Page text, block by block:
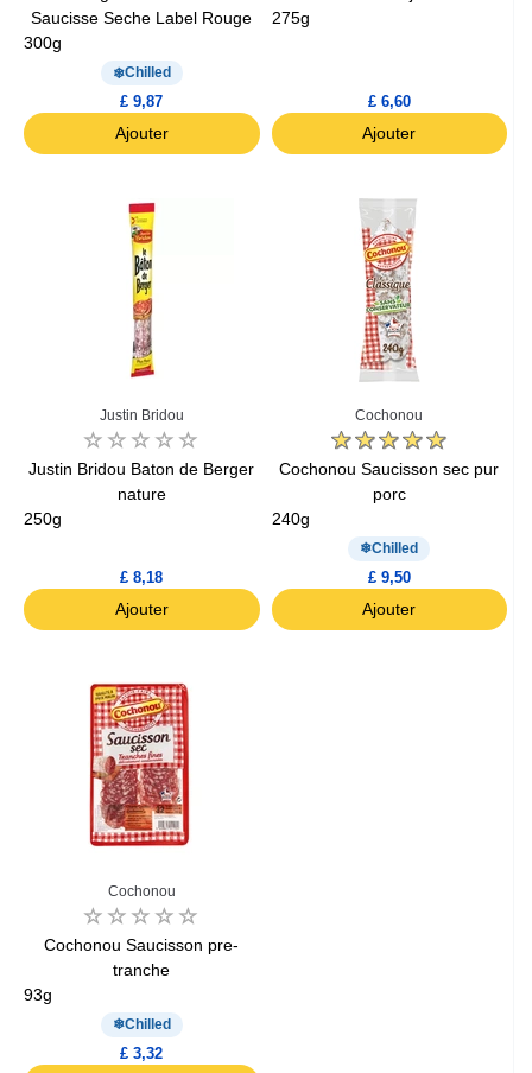
Saucisse Seche Label Rouge
300g
Chilled
£ 9,87
Ajouter
275g
£ 6,60
Ajouter
Justin Bridou
Justin Bridou Baton de Berger
nature
250g
£ 8,18
Ajouter
Cochonou
Cochonou Saucisson sec pur
porc
240g
Chilled
£ 9,50
Ajouter
Cochonou
Cochonou Saucisson pre-
tranche
93g
Chilled
£ 3,32